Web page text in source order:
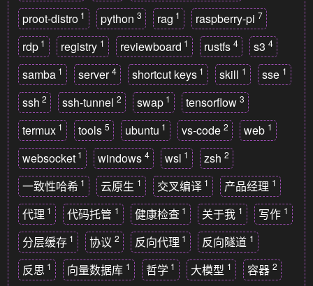
proot-distro 1 python 3 rag 1 raspberry-pi 7
rdp 1 registry 1 reviewboard 1 rustfs 4 s3 4
samba 1 server 4 shortcut keys 1 skill 1 sse 1
ssh 2 ssh-tunnel 2 swap 1 tensorflow 3
termux 1 tools 5 ubuntu 1 vs-code 2 web 1
websocket 1 windows 4 wsl 1 zsh 2
一致性哈希 1 云原生 1 交叉编译 1 产品经理 1
代理 1 代码托管 1 健康检查 1 关于我 1 写作 1
分层缓存 1 协议 2 反向代理 1 反向隧道 1
反思 1 向量数据库 1 哲学 1 大模型 1 容器 2